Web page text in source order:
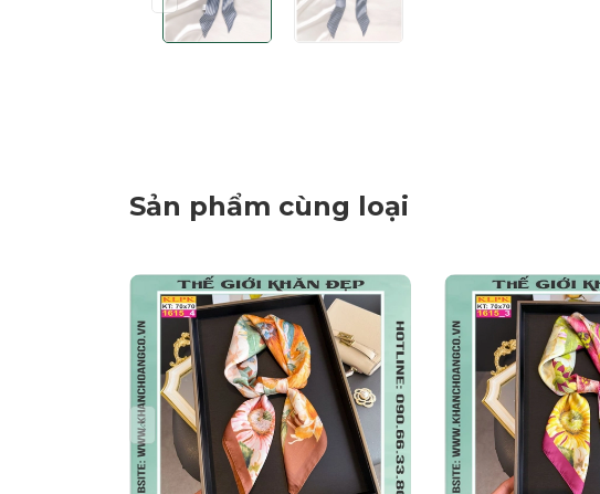
Sản phẩm cùng loại